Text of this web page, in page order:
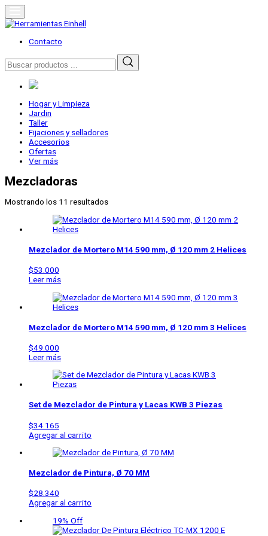
Skip
to
content
Herramientas Einhell
Distribuidor Oficial
Contacto
Buscar
por:
Hogar y Limpieza
Jardin
Taller
Fijaciones y selladores
Accesorios
Ofertas
Ver más
Mezcladoras
Mostrando los 11 resultados
Mezclador de Mortero M14 590 mm, Ø 120 mm 2 Helices
$53.000
Leer más
Mezclador de Mortero M14 590 mm, Ø 120 mm 3 Helices
$49.000
Leer más
Set de Mezclador de Pintura y Lacas KWB 3 Piezas
$34.165
Agregar al carrito
Mezclador de Pintura, Ø 70 MM
$28.340
Agregar al carrito
19% Off